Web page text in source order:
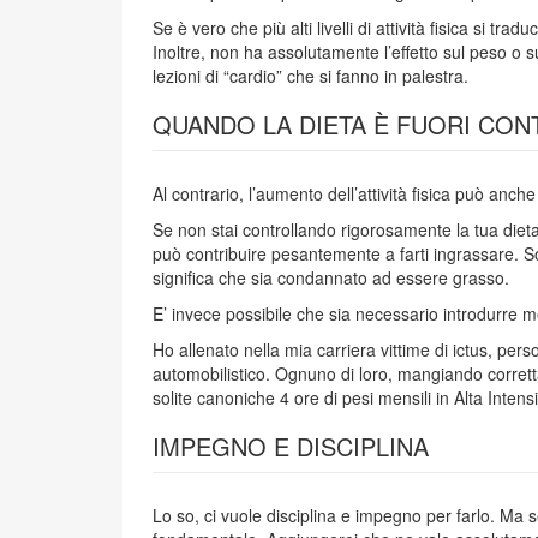
Se è vero che più alti livelli di attività fisica si
Inoltre, non ha assolutamente l’effetto sul peso
lezioni di “cardio” che si fanno in palestra.
QUANDO LA DIETA È FUORI
Al contrario, l’aumento dell’attività fisica può
Se non stai controllando rigorosamente la tua
può contribuire pesantemente a farti ingrassare.
significa che sia condannato ad essere grasso.
E’ invece possibile che sia necessario introdurre
Ho allenato nella mia carriera vittime di ictus,
automobilistico. Ognuno di loro, mangiando
solite canoniche 4 ore di pesi mensili in Alta
IMPEGNO E DISCIPLINA
Lo so, ci vuole disciplina e impegno per farlo. Ma